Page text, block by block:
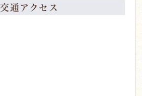
交通アクセス